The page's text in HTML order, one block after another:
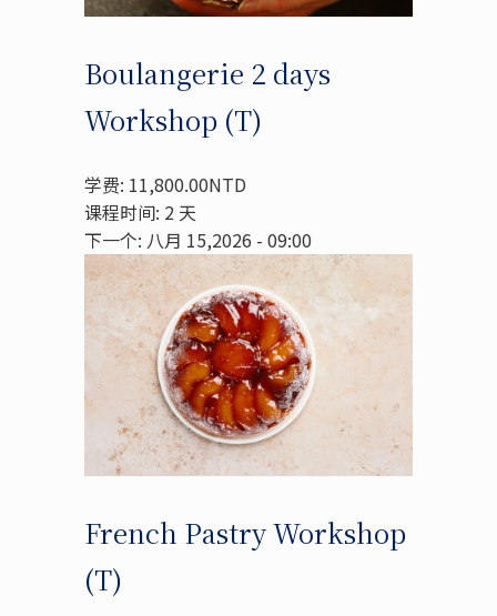
Boulangerie 2 days
Workshop (T)
学费: 11,800.00NTD
课程时间: 2 天
下一个: 八月 15,2026 - 09:00
French Pastry Workshop
(T)